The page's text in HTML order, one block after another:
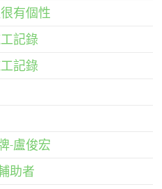
有個性
記錄
記錄
-盧俊宏
助者